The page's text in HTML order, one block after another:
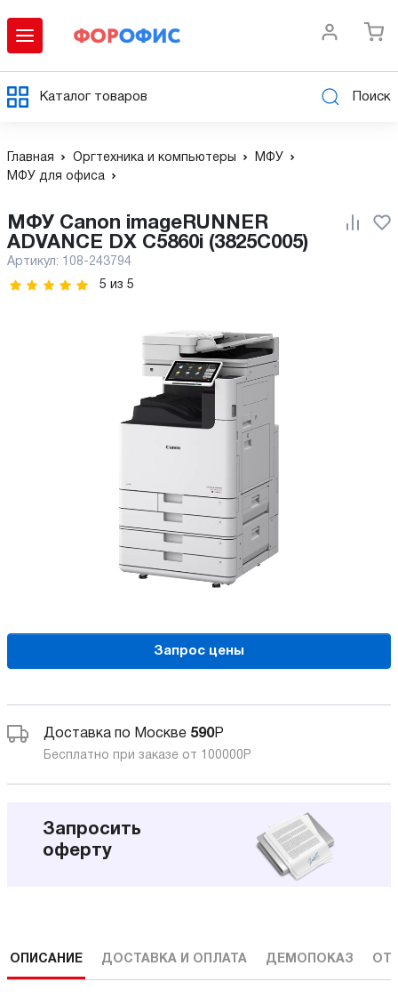
Каталог товаров Поиск
Главная Оргтехника и компьютеры
МФУ
МФУ для офиса
МФУ Canon imageRUNNER
ADVANCE DX C5860i (3825C005)
Артикул: 108-243794
5 из 5
Запрос цены
Доставка по Москве 590Р
Бесплатно при заказе от 100000 Р
Запросить
оферту
ОПИСАНИЕ ДОСТАВКА И ОПЛАТА ДЕМОПОКАЗ